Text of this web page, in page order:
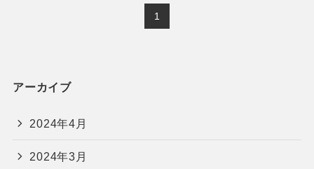
1
アーカイブ
2024年4月
2024年3月